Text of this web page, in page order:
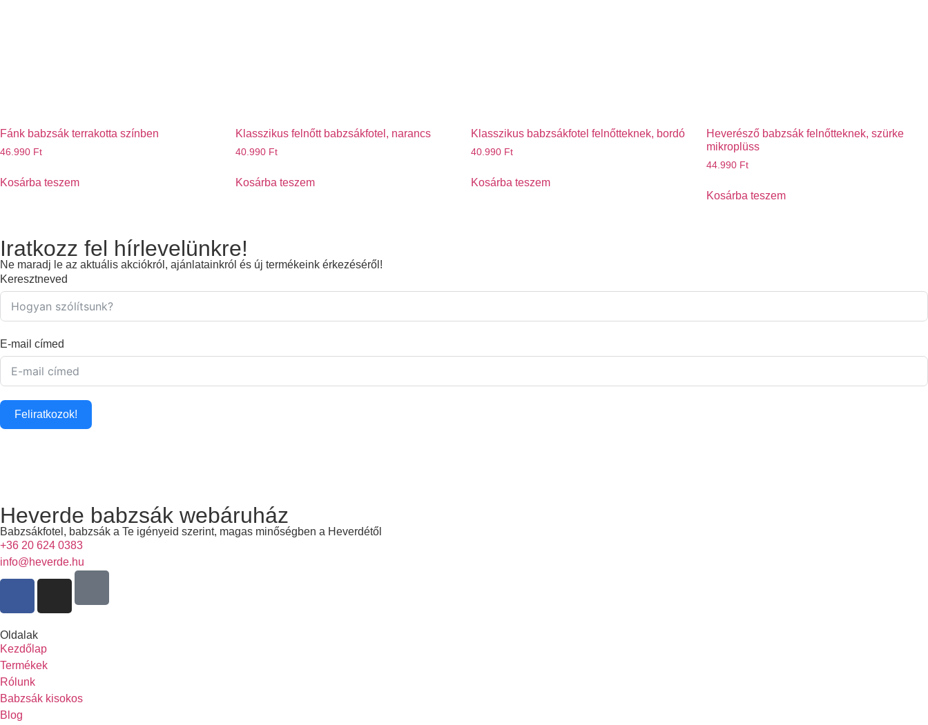
Fánk babzsák terrakotta színben
46.990 Ft
Kosárba teszem
Klasszikus felnőtt babzsákfotel, narancs
40.990 Ft
Kosárba teszem
Klasszikus babzsákfotel felnőtteknek, bordó
40.990 Ft
Kosárba teszem
Heverésző babzsák felnőtteknek, szürke
mikroplüss
44.990 Ft
Kosárba teszem
Iratkozz fel hírlevelünkre!
Ne maradj le az aktuális akciókról, ajánlatainkról és új termékeink érkezéséről!
Keresztneved
E-mail címed
Feliratkozok!
Heverde babzsák webáruház
Babzsákfotel, babzsák a Te igényeid szerint, magas minőségben a Heverdétől
+36 20 624 0383
info@heverde.hu
Oldalak
Kezdőlap
Termékek
Rólunk
Babzsák kisokos
Blog